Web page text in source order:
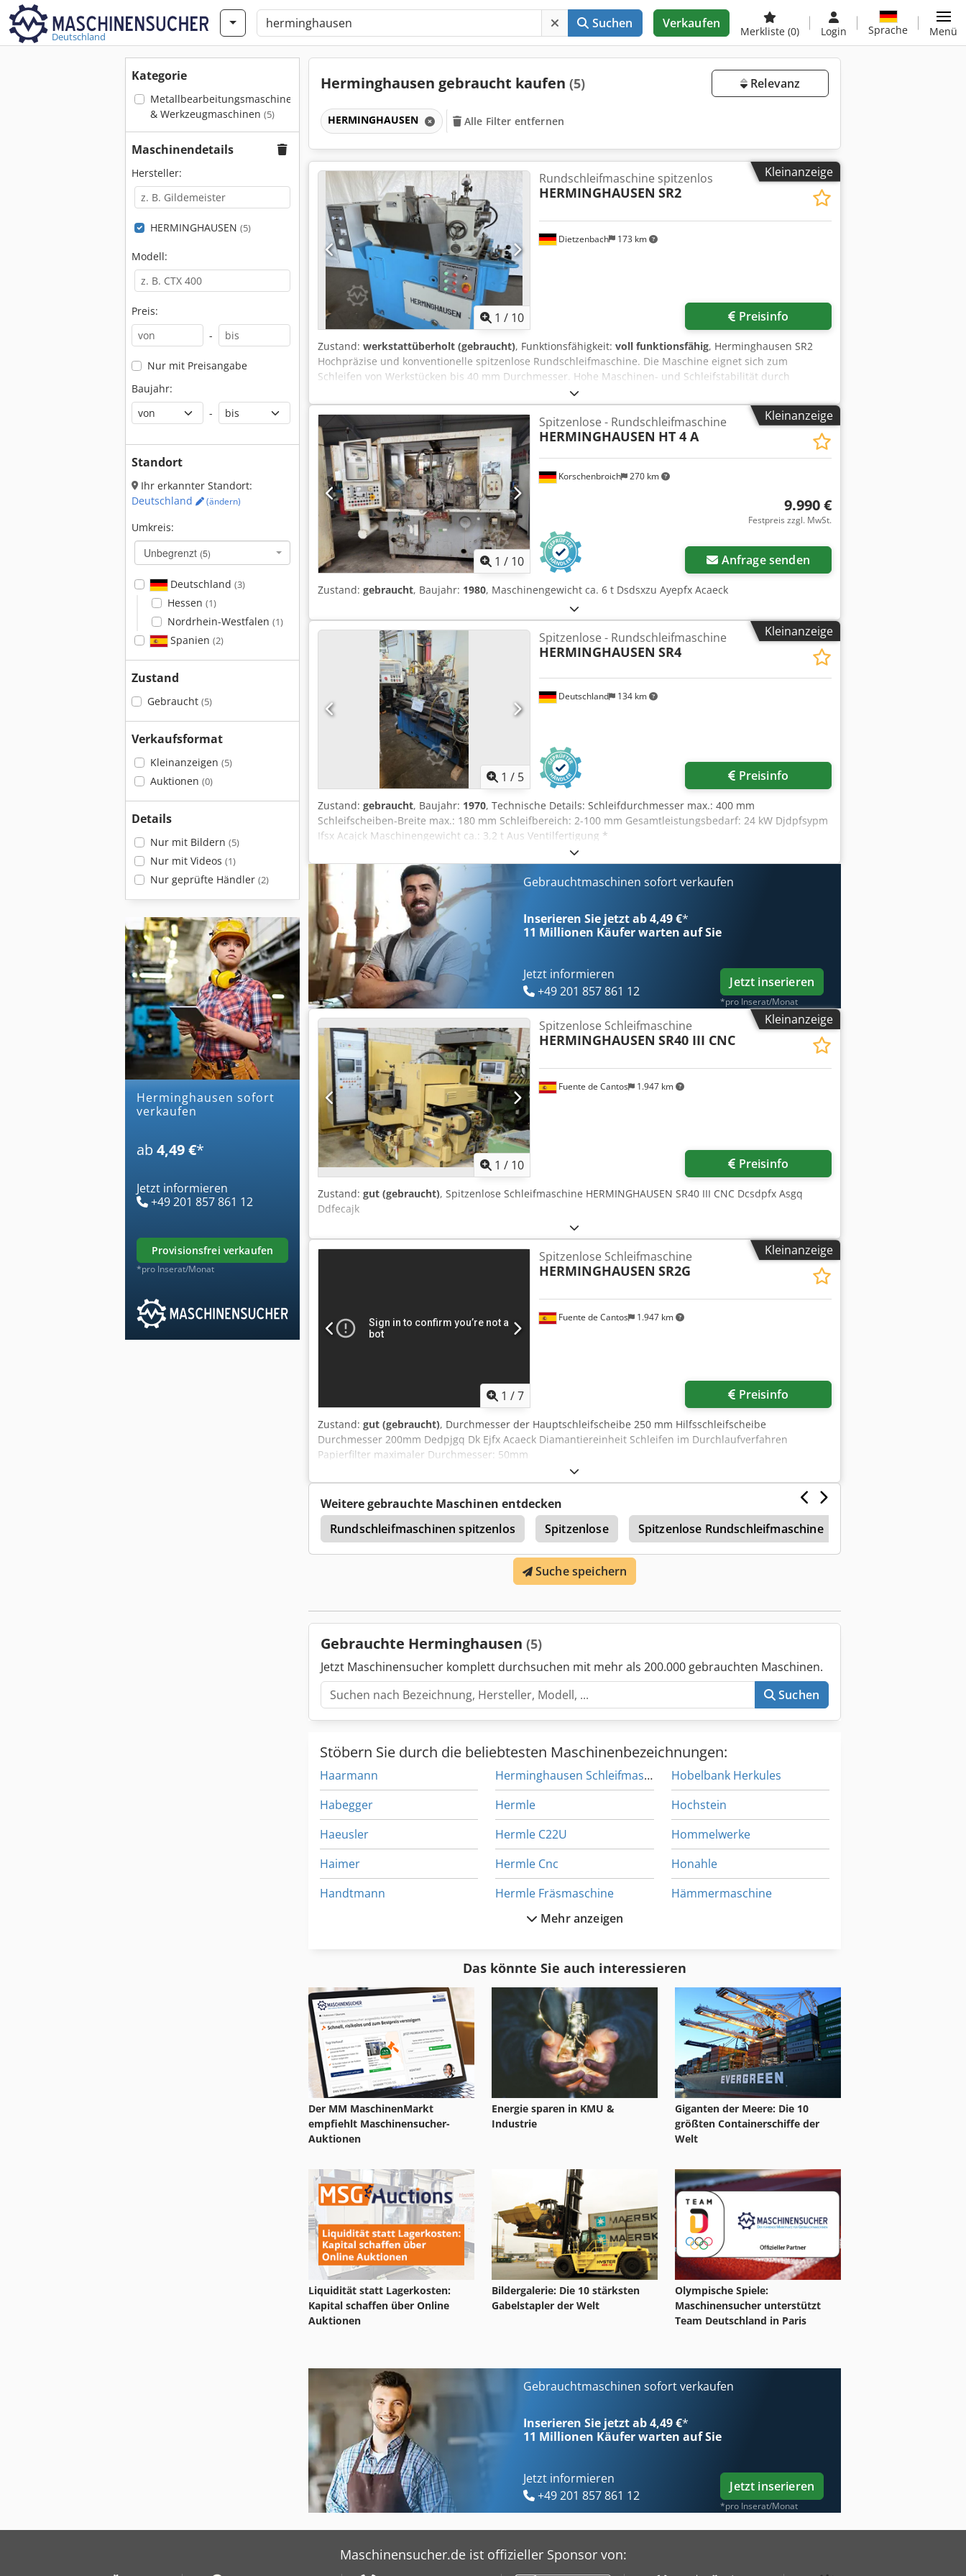
Deutschland
Suchen Verkaufen
Merkliste (0) Login Sprache Menü
Kategorie
Metallbearbeitungsmaschinen
& Werkzeugmaschinen (5)
Maschinendetails
Hersteller:
HERMINGHAUSEN (5)
Modell:
Preis:
-
Nur mit Preisangabe
Baujahr:
-
Standort
Ihr erkannter Standort:
Deutschland
(ändern)
Umkreis:
Unbegrenzt (5)
Deutschland (3)
Hessen (1)
Nordrhein-Westfalen (1)
Spanien (2)
Zustand
Gebraucht (5)
Verkaufsformat
Kleinanzeigen (5)
Auktionen (0)
Details
Nur mit Bildern (5)
Nur mit Videos (1)
Nur geprüfte Händler (2)
herminghausen sofort
verkaufen
ab 4,49 €*
Jetzt informieren
+49 201 857 861 12
provisionsfrei verkaufen
*pro Inserat/Monat
Herminghausen gebraucht kaufen (5) Relevanz
HERMINGHAUSEN Alle Filter entfernen
Kleinanzeige
1 / 10
Dietzenbach 173 km
Rundschleifmaschine spitzenlos
HERMINGHAUSEN SR2
Preisinfo
Zustand: werkstattüberholt (gebraucht), Funktionsfähigkeit: voll funktionsfähig, Herminghausen SR2
Hochpräzise und konventionelle spitzenlose Rundschleifmaschine. Die Maschine eignet sich zum
Schleifen von Werkstücken bis 40 mm Durchmesser. Hohe Maschinen- und Schleifstabilität durch
robustes Gussbett und hydrodynamische Segmentbackenlagerung. Durch niedrige Bauhöhe sehr gute
Zugänglichkeit zu allen wichtigen Funktionen. Schnelle und einfache Umrüstbarkeit für unterschiedliche
Werkstücke und Materialien. Überholung Juli 2026 Werkstück-Ø 0,5 - 40 mm Djdozpf H Sjpfx Acaeck
Schleifscheibenmaße (DxBxd) 290 x 100 x 150 mm Regelscheibenmaße (DxBxd) 200 x 100 x 120 mm
Gesamtgewicht 1.200 Kg Gesamtleistung 5,5 Kw / 400 V / 50 Hz
Kleinanzeige
1 / 10
Korschenbroich 270 km
Spitzenlose - Rundschleifmaschine
HERMINGHAUSEN HT 4 A
9.990 €
Festpreis zzgl. MwSt.
Anfrage senden
Zustand: gebraucht, Baujahr: 1980, Maschinengewicht ca. 6 t Dsdsxzu Ayepfx Acaeck
Kleinanzeige
1 / 5
Deutschland 134 km
Spitzenlose - Rundschleifmaschine
HERMINGHAUSEN SR4
Preisinfo
Zustand: gebraucht, Baujahr: 1970, Technische Details: Schleifdurchmesser max.: 400 mm
Schleifscheiben-Breite max.: 180 mm Schleifbereich: 2-100 mm Gesamtleistungsbedarf: 24 kW Djdpfsypm
Ifsx Acajck Maschinengewicht ca.: 3,2 t Aus Ventilfertigung *
Gebrauchtmaschinen sofort verkaufen
Inserieren Sie jetzt ab 4,49 €*
11 Millionen Käufer warten auf Sie
Jetzt informieren
+49 201 857 861 12
Jetzt inserieren
*pro Inserat/Monat
Kleinanzeige
1 / 10
Fuente de Cantos 1.947 km
Spitzenlose Schleifmaschine
HERMINGHAUSEN SR40 III CNC
Preisinfo
Zustand: gut (gebraucht), Spitzenlose Schleifmaschine HERMINGHAUSEN SR40 III CNC Dcsdpfx Asgq
Ddfecajk
Kleinanzeige
1 /7
Fuente de Cantos 1.947 km
Spitzenlose Schleifmaschine
HERMINGHAUSEN SR2G
Preisinfo
Zustand: gut (gebraucht), Durchmesser der Hauptschleifscheibe 250 mm Hilfsschleifscheibe
Durchmesser 200mm Dedpjgq Dk Ejfx Acaeck Diamantiereinheit Schleifen im Durchlaufverfahren
Papierfilter maximaler Durchmesser: 50mm
Weitere gebrauchte Maschinen entdecken
Rundschleifmaschinen spitzenlos
Spitzenlose Spitzenlose Rundschleifmaschine
Suche speichern
Gebrauchte Herminghausen (5)
Jetzt Maschinensucher komplett durchsuchen mit mehr als 200.000 gebrauchten Maschinen.
Suchen
Stöbern Sie durch die beliebtesten Maschinenbezeichnungen:
Haarmann
Habegger
Haeusler
Haimer
Handtmann
Herkules
Herminghausen Schleifmaschine
Hermle
Hermle C22U
Hermle Cnc
Hermle Fräsmaschine
Hermle U
Hestika
Hobelbank Herkules
Hochstein
Hommelwerke
Honahle
Hämmermaschine
Mehr anzeigen
Das könnte Sie auch interessieren
Der MM MaschinenMarkt
empfiehlt Maschinensucher-
Auktionen
Energie sparen in KMU &
Industrie
Giganten der Meere: Die 10
größten Containerschiffe der
Welt
Liquidität statt Lagerkosten:
Kapital schaffen über Online
Auktionen
Bildergalerie: Die 10 stärksten
Gabelstapler der Welt
Olympische Spiele:
Maschinensucher unterstützt
Team Deutschland in Paris
Gebrauchtmaschinen sofort verkaufen
Inserieren Sie jetzt ab 4,49 €*
11 Millionen Käufer warten auf Sie
Jetzt informieren
+49 201 857 861 12
Jetzt inserieren
*pro Inserat/Monat
Maschinensucher.de ist offizieller Sponsor von: